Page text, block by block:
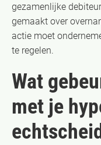
gezamenlijke
gemaakt over
actie moet
te regelen.
Wat
met je